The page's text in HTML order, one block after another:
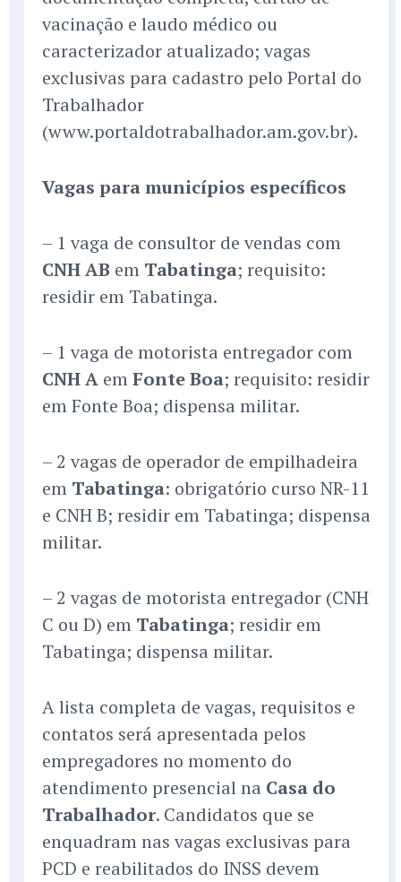
vacinação e laudo médico ou
caracterizador atualizado; vagas
exclusivas para cadastro pelo Portal do
Trabalhador
(www.portaldotrabalhador.am.gov.br).
Vagas para municípios específicos
– 1 vaga de consultor de vendas com
CNH AB em Tabatinga; requisito:
residir em Tabatinga.
– 1 vaga de motorista entregador com
CNH A emFonte Boa; requisito: residir
em Fonte Boa; dispensa militar.
– 2 vagas de operador de empilhadeira
em Tabatinga: obrigatório curso NR-11
e CNH B; residir em Tabatinga; dispensa
militar.
– 2 vagas de motorista entregador (CNH
C ou D) em Tabatinga; residir em
Tabatinga; dispensa militar.
A lista completa de vagas, requisitos e
contatos será apresentada pelos
empregadores no momento do
atendimento presencial na Casa do
Trabalhador. Candidatos que se
enquadram nas vagas exclusivas para
PCD e reabilitados do INSS devem